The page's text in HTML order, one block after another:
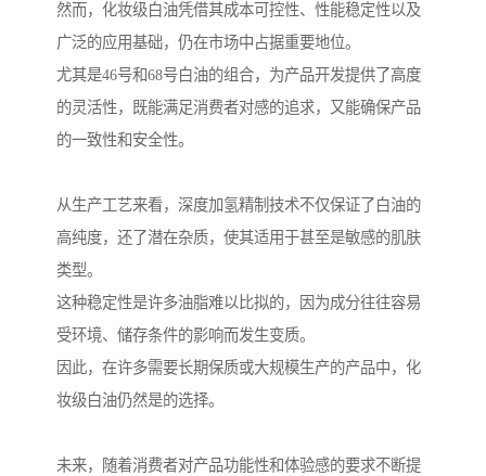
然而，化妆级白油凭借其成本可控性、性能稳定性以及
广泛的应用基础，仍在市场中占据重要地位。
尤其是46号和68号白油的组合，为产品开发提供了高度
的灵活性，既能满足消费者对感的追求，又能确保产品
的一致性和安全性。
从生产工艺来看，深度加氢精制技术不仅保证了白油的
高纯度，还了潜在杂质，使其适用于甚至是敏感的肌肤
类型。
这种稳定性是许多油脂难以比拟的，因为成分往往容易
受环境、储存条件的影响而发生变质。
因此，在许多需要长期保质或大规模生产的产品中，化
妆级白油仍然是的选择。
未来，随着消费者对产品功能性和体验感的要求不断提